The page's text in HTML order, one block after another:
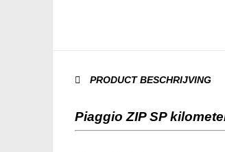
PRODUCT BESCHRIJVING
Piaggio ZIP SP